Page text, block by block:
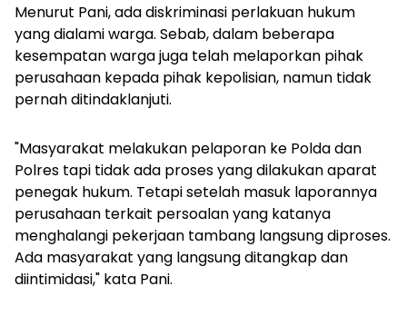
Menurut Pani, ada diskriminasi perlakuan hukum
yang dialami warga. Sebab, dalam beberapa
kesempatan warga juga telah melaporkan pihak
perusahaan kepada pihak kepolisian, namun tidak
pernah ditindaklanjuti.
"Masyarakat melakukan pelaporan ke Polda dan
Polres tapi tidak ada proses yang dilakukan aparat
penegak hukum. Tetapi setelah masuk laporannya
perusahaan terkait persoalan yang katanya
menghalangi pekerjaan tambang langsung diproses.
Ada masyarakat yang langsung ditangkap dan
diintimidasi," kata Pani.